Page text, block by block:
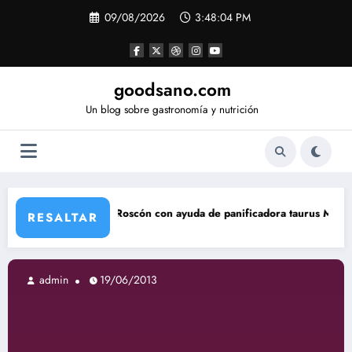
09/08/2026 3:48:05 PM
goodsano.com
Un blog sobre gastronomía y nutrición
RESALTAR
con ayuda de panificadora taurus My Bread Tartas
19/06/2013